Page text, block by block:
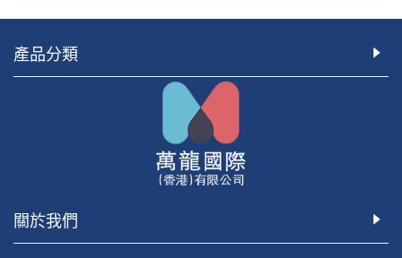
產品分類
關於我們